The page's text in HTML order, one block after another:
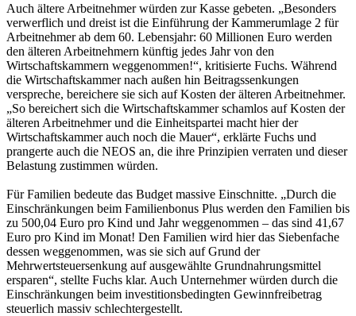
Auch ältere Arbeitnehmer würden zur Kasse gebeten. „Besonders
verwerflich und dreist ist die Einführung der Kammerumlage 2 für
Arbeitnehmer ab dem 60. Lebensjahr: 60 Millionen Euro werden
den älteren Arbeitnehmern künftig jedes Jahr von den
Wirtschaftskammern weggenommen!“, kritisierte Fuchs. Während
die Wirtschaftskammer nach außen hin Beitragssenkungen
verspreche, bereichere sie sich auf Kosten der älteren Arbeitnehmer.
„So bereichert sich die Wirtschaftskammer schamlos auf Kosten der
älteren Arbeitnehmer und die Einheitspartei macht hier der
Wirtschaftskammer auch noch die Mauer“, erklärte Fuchs und
prangerte auch die NEOS an, die ihre Prinzipien verraten und dieser
Belastung zustimmen würden.
Für Familien bedeute das Budget massive Einschnitte. „Durch die
Einschränkungen beim Familienbonus Plus werden den Familien bis
zu 500,04 Euro pro Kind und Jahr weggenommen – das sind 41,67
Euro pro Kind im Monat! Den Familien wird hier das Siebenfache
dessen weggenommen, was sie sich auf Grund der
Mehrwertsteuersenkung auf ausgewählte Grundnahrungsmittel
ersparen“, stellte Fuchs klar. Auch Unternehmer würden durch die
Einschränkungen beim investitionsbedingten Gewinnfreibetrag
steuerlich massiv schlechtergestellt.